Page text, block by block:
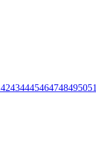
42434445464748495051